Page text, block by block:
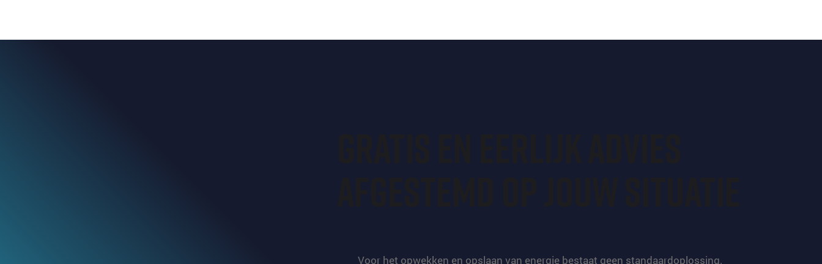
Voor het opwekken en opslaan van energie bestaat geen standaardoplossing.